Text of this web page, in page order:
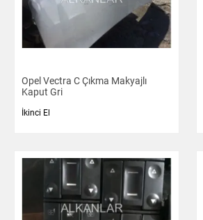
Opel Vectra C Çıkma Makyajlı
Kaput Gri
İkinci El